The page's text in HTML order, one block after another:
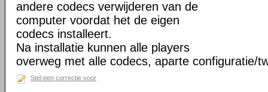
andere codecs verwijderen van de
computer voordat het de eigen
codecs installeert.
Na installatie kunnen alle players
overweg met alle codecs, aparte configuratie/
Stel een correctie voor